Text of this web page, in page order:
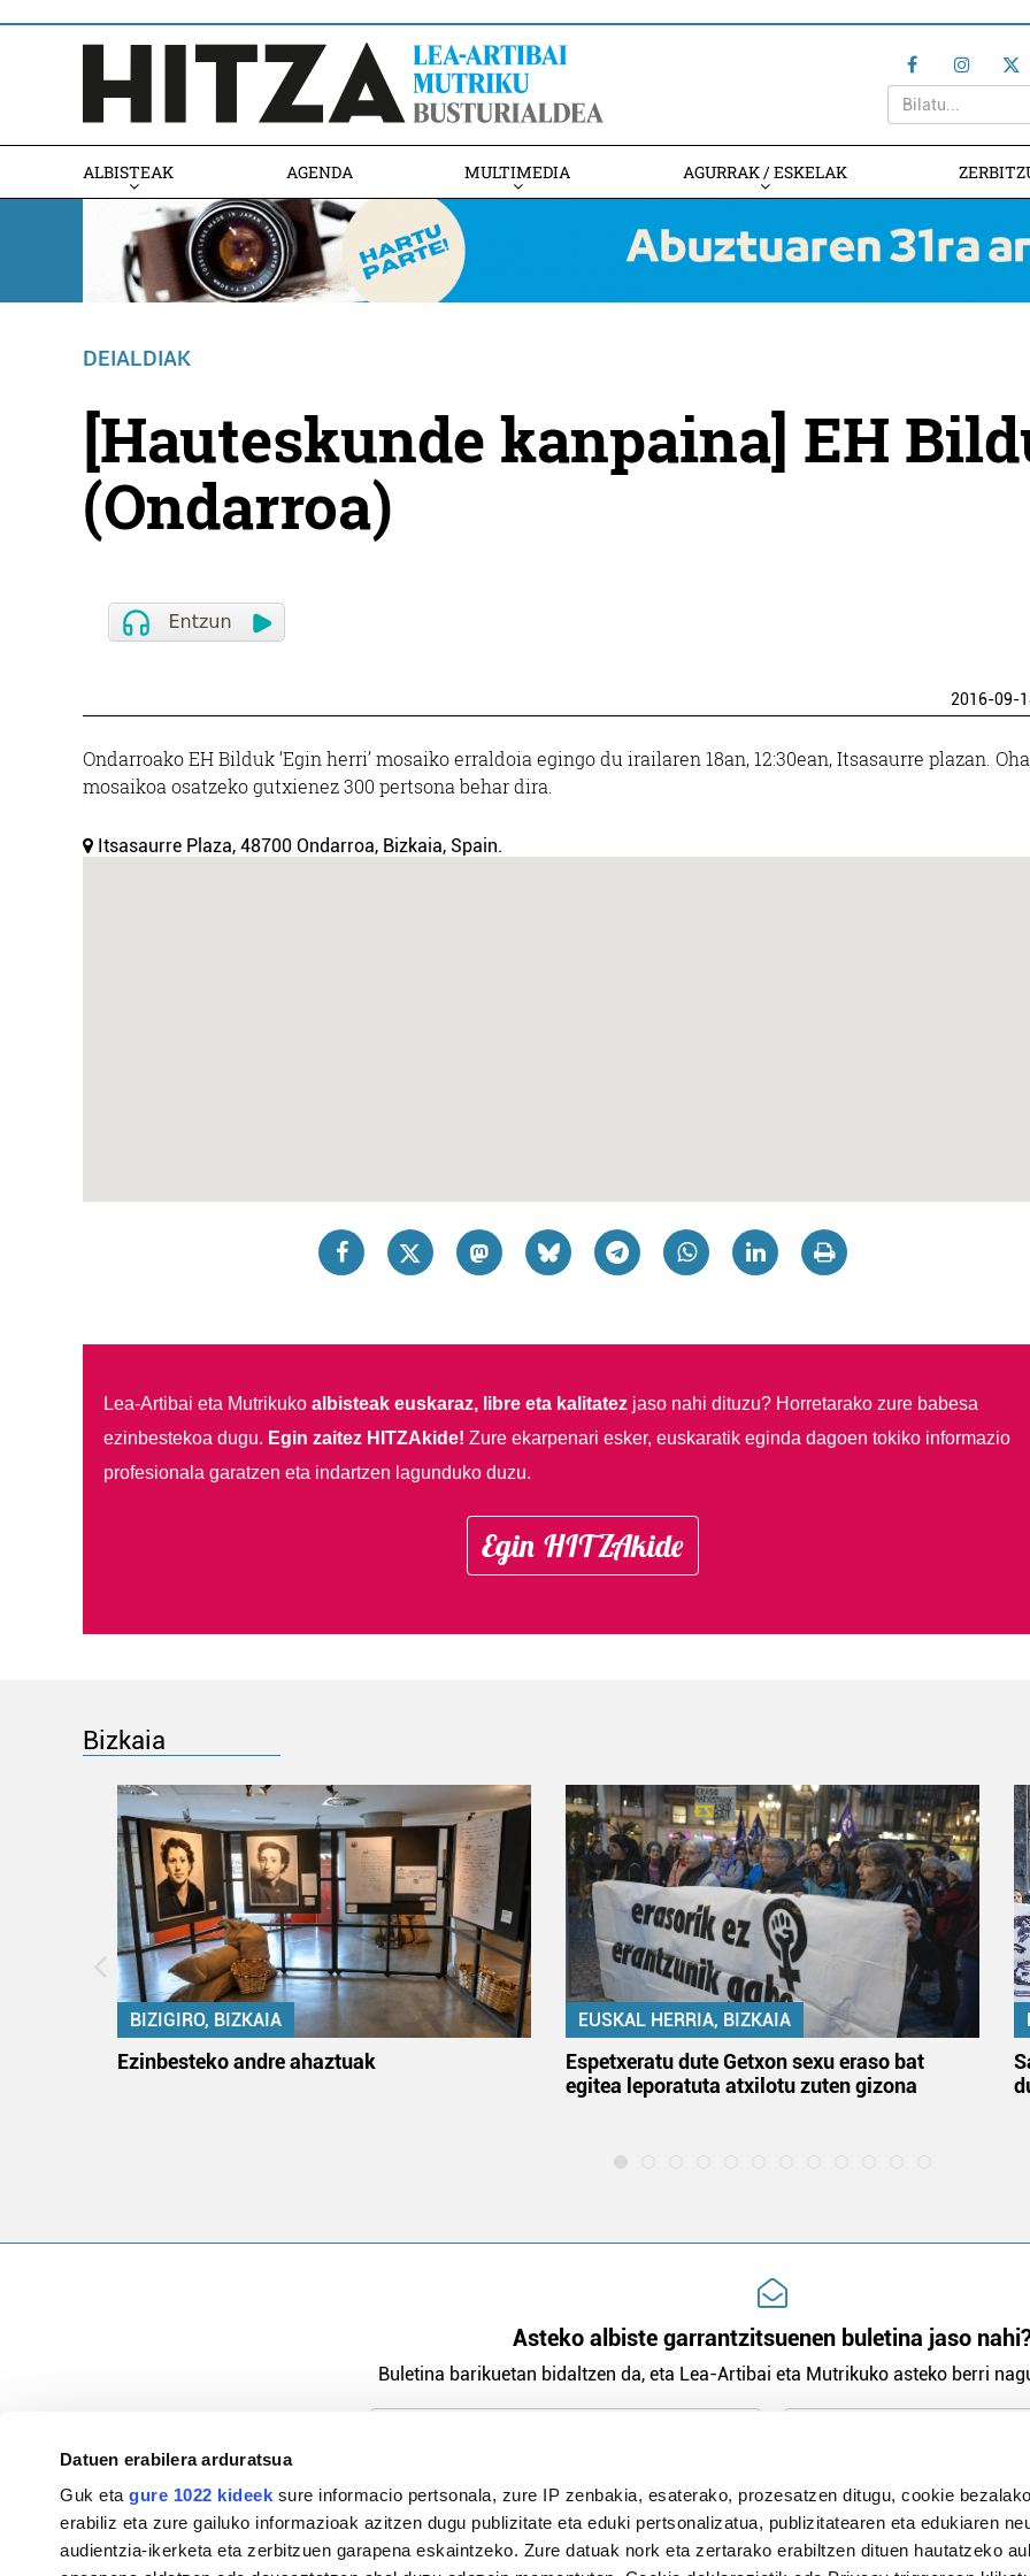
Datuen erabilera arduratsua
Guk etagure 1022 kideek sure informacio pertsonala, zure IP zenbakia, esaterako, prozesatzen ditugu, cookie
erabiliz eta zure gailuko informazioak azitzen dugu publizitate eta eduki pertsonalizatua, publizitatearen eta edukiaren
audientzia-ikerketa eta zerbitzuen garapena eskaintzeko. Zure datuak nork eta zertarako erabiltzen dituen hautatzeko
ALBISTEAK AGENDA MULTIMEDIA AGURRAK / ESKELAK
DEIALDIAK
[Hauteskunde kanpaina] EH
(Ondarroa)
2016-09-
Ondarroako EH Bilduk ‘Egin herri’ mosaiko erraldoia egingo du irailaren 18an, 12:30ean, Itsasaurre plazan.
mosaikoa osatzeko gutxienez 300 pertsona behar dira.
Itsasaurre Plaza, 48700 Ondarroa, Bizkaia, Spain.
Lea-Artibai eta Mutrikuko albisteak euskaraz, libre eta kalitatezjaso nahi dituzu? Horretarako zure babesa
ezinbestekoa dugu. Egin zaitez HITZAkide! Zure ekarpenari esker, euskaratik eginda dagoen tokiko informazio
profesionala garatzen eta indartzen lagunduko duzu.
Egin HITZAkide
Bizkaia
BIZIGIRO, BIZKAIA
Ezinbesteko andre ahaztuak
EUSKAL HERRIA, BIZKAIA
Espetxeratu dute Getxon sexu eraso bat
egitea leporatuta atxilotu zuten gizona
Asteko albiste garrantzitsuenen buletina jaso
Buletina barikuetan bidaltzen da, eta Lea-Artibai eta Mutrikuko asteko berri